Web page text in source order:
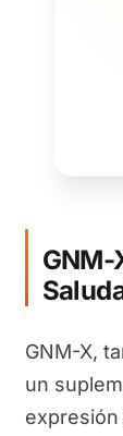
GNM-
GNM-X,
un